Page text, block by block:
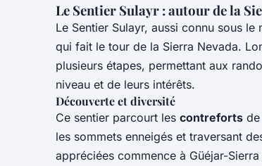
Le Sentier Sulayr : autour de la
Le Sentier Sulayr, aussi connu sous le
qui fait le tour de la Sierra Nevada.
plusieurs étapes, permettant aux
niveau et de leurs intérêts.
Découverte et diversité
Ce sentier parcourt les contreforts
les sommets enneigés et traversant
appréciées commence à Güéjar-